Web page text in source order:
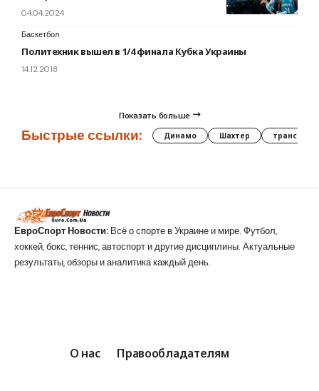
04.04.2024
Баскетбол
Политехник вышел в 1/4 финала Кубка Украины
14.12.2018
Показать больше
Быстрые ссылки: Динамо Шахтер трансферы
ЕвроСпорт Новости: Всё о спорте в Украине и мире. Футбол,
хоккей, бокс, теннис, автоспорт и другие дисциплины. Актуальные
результаты, обзоры и аналитика каждый день.
О нас Правообладателям